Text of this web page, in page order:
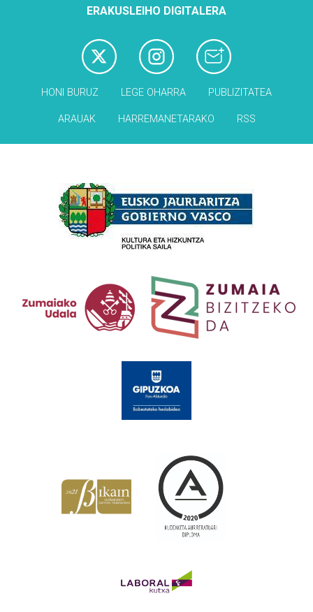
ERAKUSLEIHO DIGITALERA
HONI BURUZ LEGE OHARRA PUBLIZITATEA
ARAUAK HARREMANETARAKO RSS